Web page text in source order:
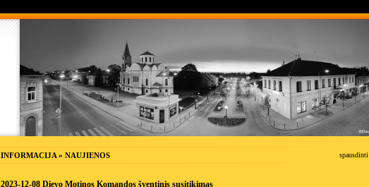
INFORMACIJA » NAUJIENOS spausdinti
2023-12-08 Dievo Motinos Komandos šventinis susitikimas